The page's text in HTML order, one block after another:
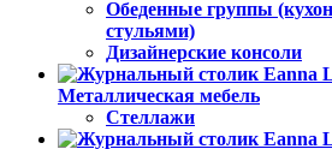
Обеденные группы
стульями)
Дизайнерские консоли
Металлическая мебель
Стеллажи